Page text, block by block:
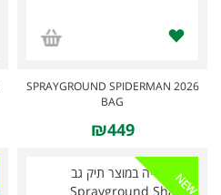
SPRAYGROUND SPIDERMAN 2026
BAG
₪449
NEW